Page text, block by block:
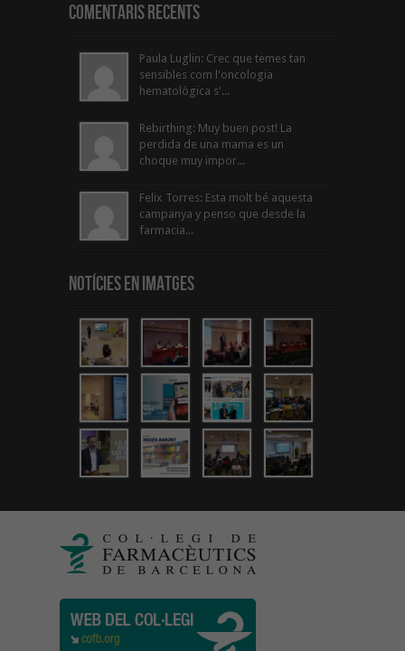
Comentaris Recents
Paula Luglin: Crec que temes tan
sensibles com l'oncologia
hematològica s'...
Rebirthing: Muy buen post! La
perdida de una mama es un
choque muy impor...
Felix Torres: Esta molt bé aquesta
campanya y penso que desde la
farmacia...
Notícies en Imatges